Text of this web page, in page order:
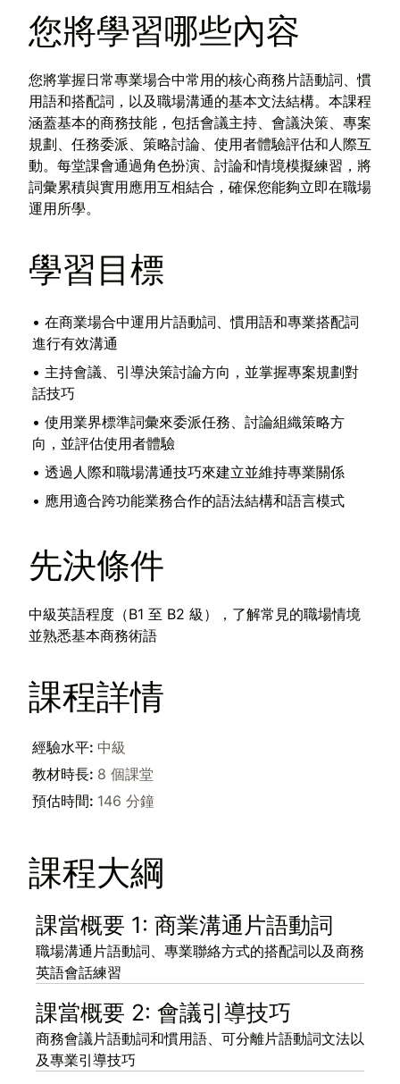
您將學習哪些內容
您將掌握日常專業場合中常用的核心商務片語動詞、慣
用語和搭配詞，以及職場溝通的基本文法結構。本課程
涵蓋基本的商務技能，包括會議主持、會議決策、專案
規劃、任務委派、策略討論、使用者體驗評估和人際互
動。每堂課會通過角色扮演、討論和情境模擬練習，將
詞彙累積與實用應用互相結合，確保您能夠立即在職場
運用所學。
學習目標
• 在商業場合中運用片語動詞、慣用語和專業搭配詞
進行有效溝通
• 主持會議、引導決策討論方向，並掌握專案規劃對
話技巧
• 使用業界標準詞彙來委派任務、討論組織策略方
向，並評估使用者體驗
• 透過人際和職場溝通技巧來建立並維持專業關係
• 應用適合跨功能業務合作的語法結構和語言模式
先決條件
中級英語程度（B1 至 B2 級），了解常見的職場情境
並熟悉基本商務術語
課程詳情
經驗水平: 中級
教材時長: 8 個課堂
預估時間: 146 分鐘
課程大綱
課當概要 1: 商業溝通片語動詞
職場溝通片語動詞、專業聯絡方式的搭配詞以及商務
英語會話練習
課當概要 2: 會議引導技巧
商務會議片語動詞和慣用語、可分離片語動詞文法以
及專業引導技巧